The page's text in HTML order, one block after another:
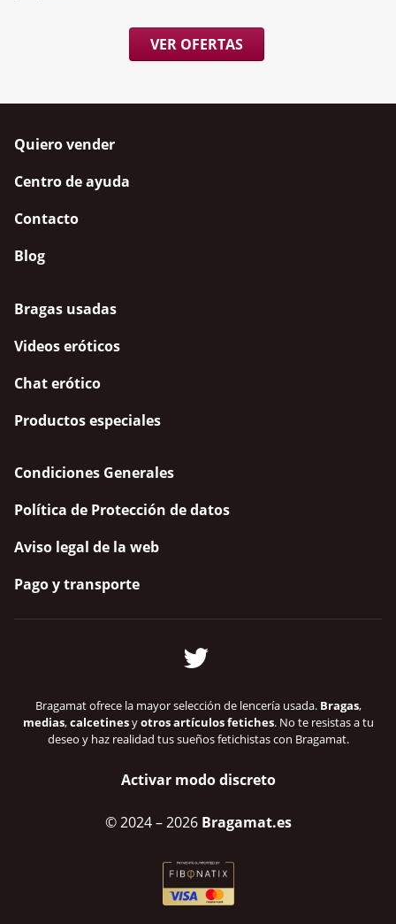
VER OFERTAS
Quiero vender
Centro de ayuda
Contacto
Blog
Bragas usadas
Videos eróticos
Chat erótico
Productos especiales
Condiciones Generales
Política de Protección de datos
Aviso legal de la web
Pago y transporte
Bragamat ofrece la mayor selección de lencería usada. Bragas,
medias,calcetinesyotros artículos fetiches. No te resistas a tu
deseo y haz realidad tus sueños fetichistas con Bragamat.
Activar modo discreto
© 2024– 2026 Bragamat.es